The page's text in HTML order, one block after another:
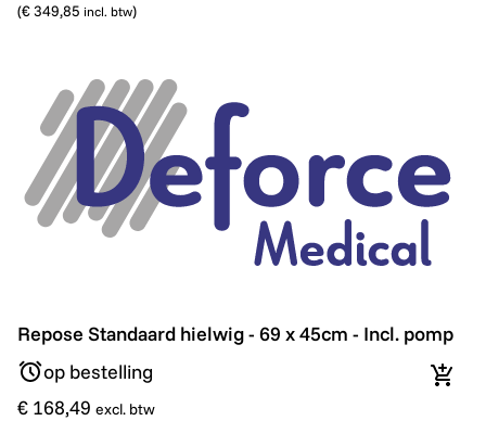
(€ 349,85 incl. btw)
Repose Standaard hielwig - 69 x 45cm - Incl. pomp
Repose Standaard hielwig - 69 x 45cm - Incl. pomp
op bestelling
€ 168,49 excl. btw
In